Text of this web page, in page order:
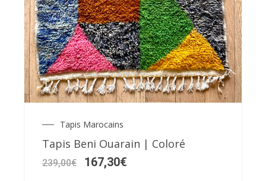
Tapis Marocains
Tapis Beni Ouarain | Coloré
239,00€
Le
prix
initial
était :
239,00€.
167,30€
prix
actuel